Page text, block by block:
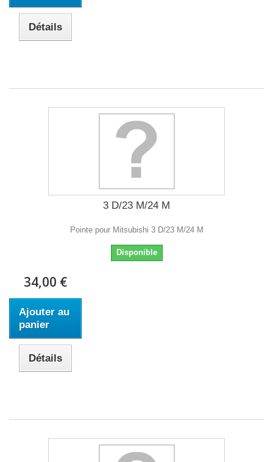
Détails
3 D/23 M/24 M
Pointe pour Mitsubishi 3 D/23 M/24 M
Disponible
34,00 €
Ajouter au
panier
Détails